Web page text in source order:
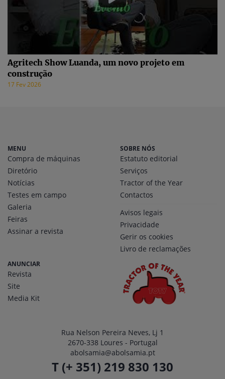
Agritech Show Luanda, um novo projeto em
construção
17 Fev 2026
MENU
Compra de máquinas
Diretório
Notícias
Testes em campo
Galeria
Feiras
Assinar a revista
SOBRE NÓS
Estatuto editorial
Serviços
Tractor of the Year
Contactos
Avisos legais
Privacidade
Gerir os cookies
Livro de reclamações
ANUNCIAR
Revista
Site
Media Kit
Rua Nelson Pereira Neves, Lj 1
2670-338 Loures - Portugal
abolsamia@abolsamia.pt
T (+ 351) 219 830 130